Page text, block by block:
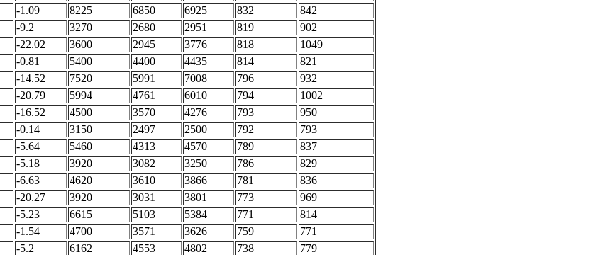
-1.09 8225 6850 6925 832
842
-9.2 3270 2680 2951 819
902
-22.02 3600 2945 3776 818
1049
-0.81 5400 4400 4435 814
821
-14.52 7520 5991 7008 796
932
-20.79 5994 4761 6010 794
1002
-16.52 4500 3570 4276 793
950
-0.14 3150 2497 2500 792
793
-5.64 5460 4313 4570 789
837
-5.18 3920 3082 3250 786
829
-6.63 4620 3610 3866 781
836
-20.27 3920 3031 3801 773
969
-5.23 6615 5103 5384 771
814
-1.54 4700 3571 3626 759
771
-5.2 6162 4553 4802 738 779